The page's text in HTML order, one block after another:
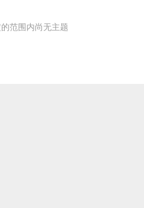
范围内尚无主题